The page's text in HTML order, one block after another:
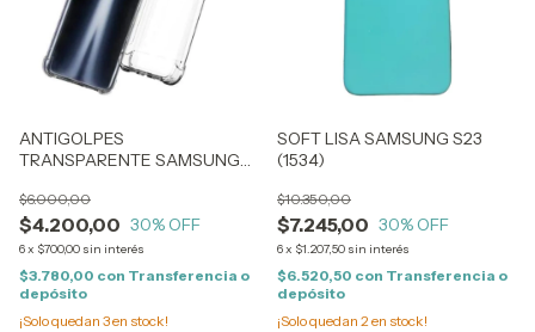
ANTIGOLPES
TRANSPARENTE SAMSUNG
$4.200,00
$6.000,00
30% OFF
6x $700,00 sin interés
$3.780,00 con Transferencia o
depósito
¡Solo quedan 3en stock!
SOFT LISA SAMSUNG S23
(1534)
$7.245,00
$10.350,00
30% OFF
6x $1.207,50 sin interés
$6.520,50 con Transferencia o
depósito
¡Solo quedan 2en stock!